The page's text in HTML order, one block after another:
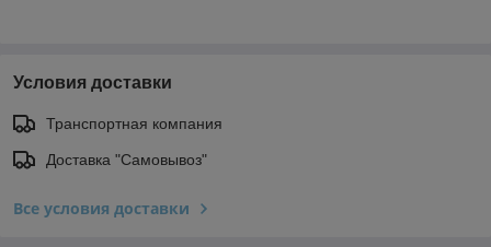
Условия доставки
Транспортная компания
Доставка "Самовывоз"
Все условия доставки